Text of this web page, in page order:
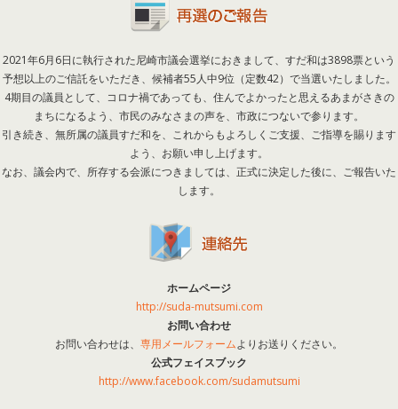
2021年6月6日に執行された尼崎市議会選挙におきまして、すだ和は3898票という
予想以上のご信託をいただき、候補者55人中9位（定数42）で当選いたしました。
4期目の議員として、コロナ禍であっても、住んでよかったと思えるあまがさきの
まちになるよう、市民のみなさまの声を、市政につないで参ります。
引き続き、無所属の議員すだ和を、これからもよろしくご支援、ご指導を賜ります
よう、お願い申し上げます。
なお、議会内で、所存する会派につきましては、正式に決定した後に、ご報告いた
します。
ホームページ
http://suda-mutsumi.com
お問い合わせ
お問い合わせは、 専用メールフォームよりお送りください。
公式フェイスブック
http://www.facebook.com/sudamutsumi